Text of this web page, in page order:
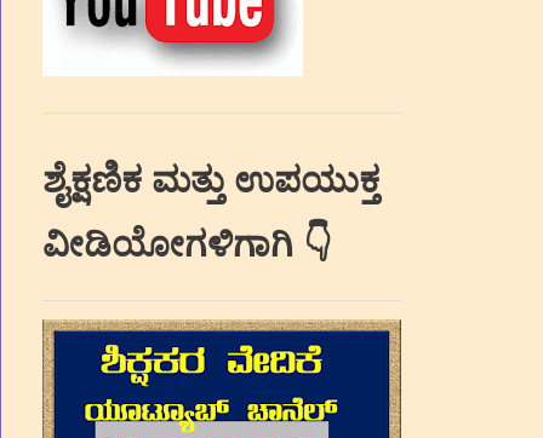
ಶೈಕ್ಷಣಿಕ ಮತ್ತು ಉಪಯುಕ್ತ
ವೀಡಿಯೋಗಳಿಗಾಗಿ 👇